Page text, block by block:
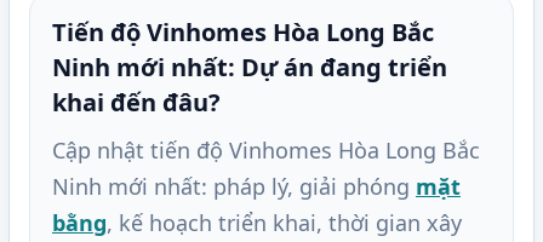
Tiến độ Vinhomes Hòa Long Bắc
Ninh mới nhất: Dự án đang triển
khai đến đâu?
Cập nhật tiến độ Vinhomes Hòa Long Bắc
Ninh mới nhất: pháp lý, giải phóng mặt
bằng, kế hoạch triển khai, thời gian xây